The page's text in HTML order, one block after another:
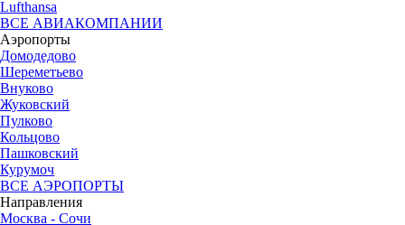
Lufthansa
ВСЕ АВИАКОМПАНИИ
Аэропорты
Домодедово
Шереметьево
Внуково
Жуковский
Пулково
Кольцово
Пашковский
Курумоч
ВСЕ АЭРОПОРТЫ
Направления
Москва - Сочи